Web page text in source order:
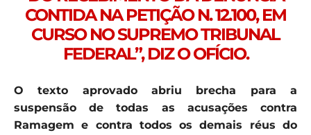
CONTIDA NA PETIÇÃO N. 12.100, EM
CURSO NO SUPREMO TRIBUNAL
FEDERAL”, DIZ O OFÍCIO.
O texto aprovado abriu brecha para a
suspensão de todas as acusações contra
Ramagem e contra todos os demais réus do